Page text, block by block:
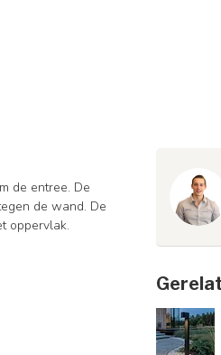
de entree. De
de wand. De
oppervlak.